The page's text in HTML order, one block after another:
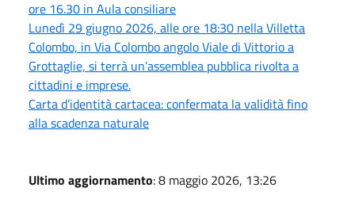
ore 16.30 in Aula consiliare
Lunedì 29 giugno 2026, alle ore 18:30 nella Villetta
Colombo, in Via Colombo angolo Viale di Vittorio a
Grottaglie, si terrà un’assemblea pubblica rivolta a
cittadini e imprese.
Carta d’identità cartacea: confermata la validità fino
alla scadenza naturale
Ultimo aggiornamento: 8 maggio 2026, 13:26